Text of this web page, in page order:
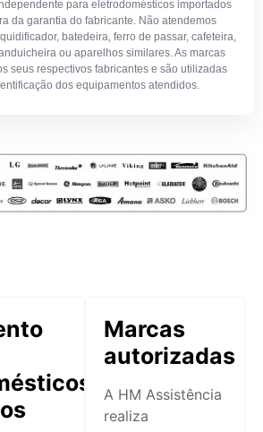
para eletrodomésticos importados
da garantia do fabricante. Não atendemos
batedeira, ferro de passar, cafeteira,
ou aparelhos similares. As marcas
seus respectivos fabricantes e são utilizadas
dos equipamentos atendidos.
Marcas
autorizadas
A HM Assistência
realiza